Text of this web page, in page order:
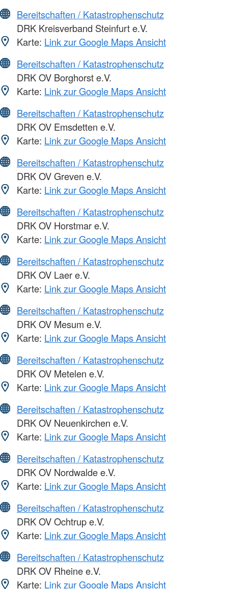
Bereitschaften / Katastrophenschutz
DRK Kreisverband Steinfurt e.V.
Karte: Link zur Google Maps Ansicht
Bereitschaften / Katastrophenschutz
DRK OV Borghorst e.V.
Karte: Link zur Google Maps Ansicht
Bereitschaften / Katastrophenschutz
DRK OV Emsdetten e.V.
Karte: Link zur Google Maps Ansicht
Bereitschaften / Katastrophenschutz
DRK OV Greven e.V.
Karte: Link zur Google Maps Ansicht
Bereitschaften / Katastrophenschutz
DRK OV Horstmar e.V.
Karte: Link zur Google Maps Ansicht
Bereitschaften / Katastrophenschutz
DRK OV Laer e.V.
Karte: Link zur Google Maps Ansicht
Bereitschaften / Katastrophenschutz
DRK OV Mesum e.V.
Karte: Link zur Google Maps Ansicht
Bereitschaften / Katastrophenschutz
DRK OV Metelen e.V.
Karte: Link zur Google Maps Ansicht
Bereitschaften / Katastrophenschutz
DRK OV Neuenkirchen e.V.
Karte: Link zur Google Maps Ansicht
Bereitschaften / Katastrophenschutz
DRK OV Nordwalde e.V.
Karte: Link zur Google Maps Ansicht
Bereitschaften / Katastrophenschutz
DRK OV Ochtrup e.V.
Karte: Link zur Google Maps Ansicht
Bereitschaften / Katastrophenschutz
DRK OV Rheine e.V.
Karte: Link zur Google Maps Ansicht